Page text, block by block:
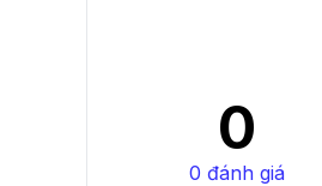
0
0 đánh giá